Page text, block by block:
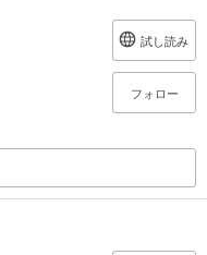
試し読み
フォロー